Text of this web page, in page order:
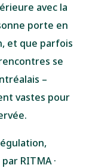
avec la
porte en
et que parfois
se
–
vastes pour
RITMA ·